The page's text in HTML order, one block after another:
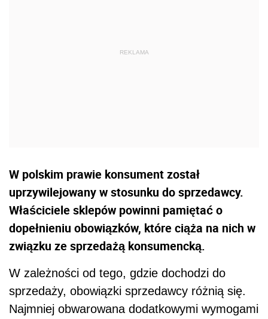
W polskim prawie konsument został
uprzywilejowany w stosunku do sprzedawcy.
Właściciele sklepów powinni pamiętać o
dopełnieniu obowiązków, które ciąża na nich w
związku ze sprzedażą konsumencką.
W zależności od tego, gdzie dochodzi do
sprzedaży, obowiązki sprzedawcy różnią się.
Najmniej obwarowana dodatkowymi wymogami